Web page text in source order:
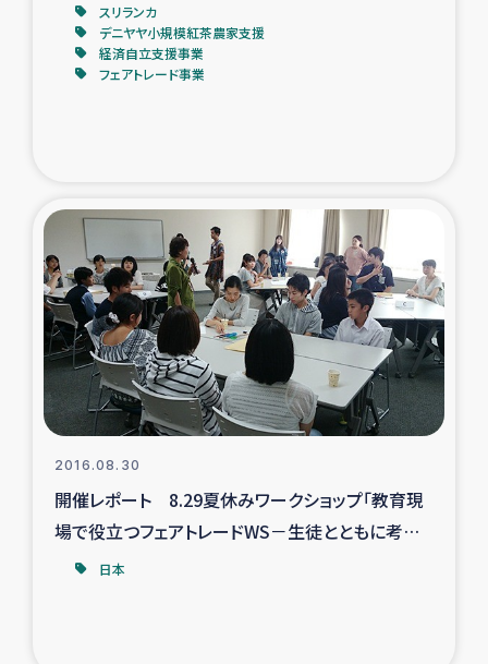
ガザ空爆被災者への食料支援と農家生産支援
ガザ地区における被災住民への緊急支援
ガザ地区酪農を通した女性グループの生計支援
ふりかけ普及と食生活改善による栄養改善事業
フェアトレード事業
女性の生計向上を通じた子どもの栄養改善事業
スリランカ
デニヤヤ小規模紅茶農家支援
経済自立支援事業
フェアトレード事業
2016.08.30
開催レポート 8.29夏休みワークショップ「教育現
場で役立つフェアトレードWS－生徒とともに考える
－」＠地球ひろば
日本